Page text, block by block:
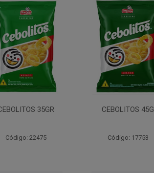
35GR
Código: 22475
CEBOLITOS 45G
Código: 17753